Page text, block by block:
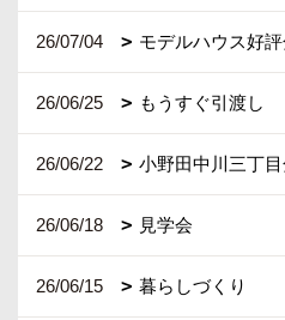
26/07/04 モデルハウス好
26/06/25 もうすぐ引渡し
26/06/22 小野田中川三丁
26/06/18 見学会
26/06/15 暮らしづくり